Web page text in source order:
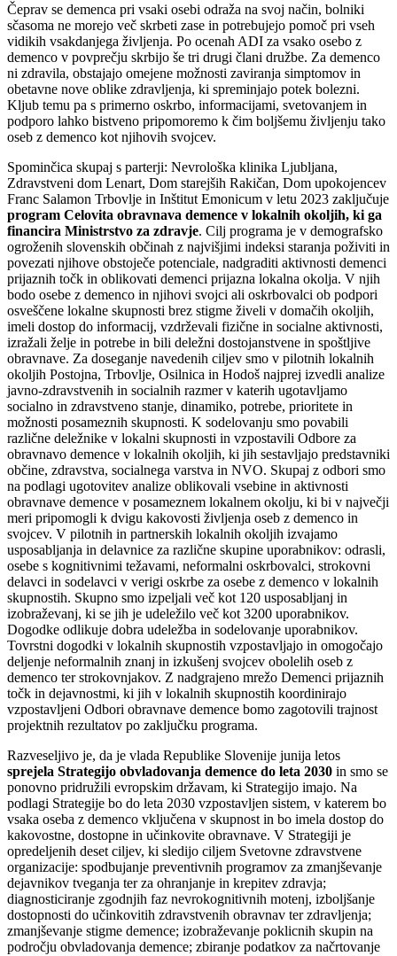
Čeprav se demenca pri vsaki osebi odraža na svoj način, bolniki
sčasoma ne morejo več skrbeti zase in potrebujejo pomoč pri vseh
vidikih vsakdanjega življenja. Po ocenah ADI za vsako osebo z
demenco v povprečju skrbijo še tri drugi člani družbe. Za demenco
ni zdravila, obstajajo omejene možnosti zaviranja simptomov in
obetavne nove oblike zdravljenja, ki spreminjajo potek bolezni.
Kljub temu pa s primerno oskrbo, informacijami, svetovanjem in
podporo lahko bistveno pripomoremo k čim boljšemu življenju tako
oseb z demenco kot njihovih svojcev.
Spominčica skupaj s parterji: Nevrološka klinika Ljubljana,
Zdravstveni dom Lenart, Dom starejših Rakičan, Dom upokojencev
Franc Salamon Trbovlje in Inštitut Emonicum v letu 2023 zaključuje
program Celovita obravnava demence v lokalnih okoljih, ki ga
financira Ministrstvo za zdravje. Cilj programa je v demografsko
ogroženih slovenskih občinah z najvišjimi indeksi staranja poživiti in
povezati njihove obstoječe potenciale, nadgraditi aktivnosti demenci
prijaznih točk in oblikovati demenci prijazna lokalna okolja. V njih
bodo osebe z demenco in njihovi svojci ali oskrbovalci ob podpori
osveščene lokalne skupnosti brez stigme živeli v domačih okoljih,
imeli dostop do informacij, vzdrževali fizične in socialne aktivnosti,
izražali želje in potrebe in bili deležni dostojanstvene in spoštljive
obravnave. Za doseganje navedenih ciljev smo v pilotnih lokalnih
okoljih Postojna, Trbovlje, Osilnica in Hodoš najprej izvedli analize
javno-zdravstvenih in socialnih razmer v katerih ugotavljamo
socialno in zdravstveno stanje, dinamiko, potrebe, prioritete in
možnosti posameznih skupnosti. K sodelovanju smo povabili
različne deležnike v lokalni skupnosti in vzpostavili Odbore za
obravnavo demence v lokalnih okoljih, ki jih sestavljajo predstavniki
občine, zdravstva, socialnega varstva in NVO. Skupaj z odbori smo
na podlagi ugotovitev analize oblikovali vsebine in aktivnosti
obravnave demence v posameznem lokalnem okolju, ki bi v največji
meri pripomogli k dvigu kakovosti življenja oseb z demenco in
svojcev. V pilotnih in partnerskih lokalnih okoljih izvajamo
usposabljanja in delavnice za različne skupine uporabnikov: odrasli,
osebe s kognitivnimi težavami, neformalni oskrbovalci, strokovni
delavci in sodelavci v verigi oskrbe za osebe z demenco v lokalnih
skupnostih. Skupno smo izpeljali več kot 120 usposabljanj in
izobraževanj, ki se jih je udeležilo več kot 3200 uporabnikov.
Dogodke odlikuje dobra udeležba in sodelovanje uporabnikov.
Tovrstni dogodki v lokalnih skupnostih vzpostavljajo in omogočajo
deljenje neformalnih znanj in izkušenj svojcev obolelih oseb z
demenco ter strokovnjakov. Z nadgrajeno mrežo Demenci prijaznih
točk in dejavnostmi, ki jih v lokalnih skupnostih koordinirajo
vzpostavljeni Odbori obravnave demence bomo zagotovili trajnost
projektnih rezultatov po zaključku programa.
Razveseljivo je, da je vlada Republike Slovenije junija letos
sprejela Strategijo obvladovanja demence do leta 2030 in smo se
ponovno pridružili evropskim državam, ki Strategijo imajo. Na
podlagi Strategije bo do leta 2030 vzpostavljen sistem, v katerem bo
vsaka oseba z demenco vključena v skupnost in bo imela dostop do
kakovostne, dostopne in učinkovite obravnave. V Strategiji je
opredeljenih deset ciljev, ki sledijo ciljem Svetovne zdravstvene
organizacije: spodbujanje preventivnih programov za zmanjševanje
dejavnikov tveganja ter za ohranjanje in krepitev zdravja;
diagnosticiranje zgodnjih faz nevrokognitivnih motenj, izboljšanje
dostopnosti do učinkovitih zdravstvenih obravnav ter zdravljenja;
zmanjševanje stigme demence; izobraževanje poklicnih skupin na
področju obvladovanja demence; zbiranje podatkov za načrtovanje